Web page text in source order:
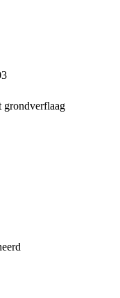
grondverflaag